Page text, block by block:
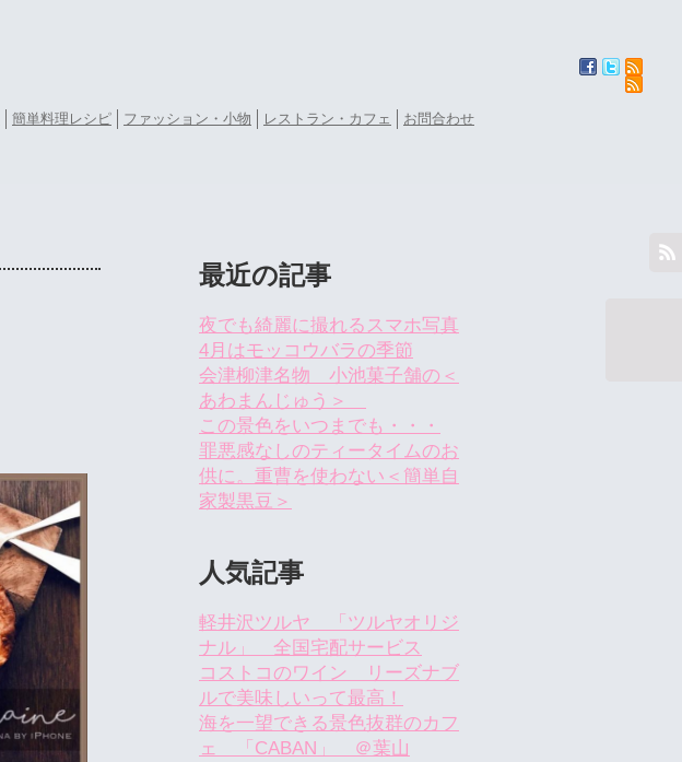
簡単料理レシピ ファッション・小物 レストラン・カフェ お問合わせ
最近の記事
夜でも綺麗に撮れるスマホ写真
4月はモッコウバラの季節
会津柳津名物 小池菓子舗の＜
あわまんじゅう＞
この景色をいつまでも・・・
罪悪感なしのティータイムのお
供に。重曹を使わない＜簡単自
家製黒豆＞
人気記事
軽井沢ツルヤ 「ツルヤオリジ
ナル」 全国宅配サービス
コストコのワイン リーズナブ
ルで美味しいって最高！
海を一望できる景色抜群のカフ
ェ 「CABAN」 ＠葉山